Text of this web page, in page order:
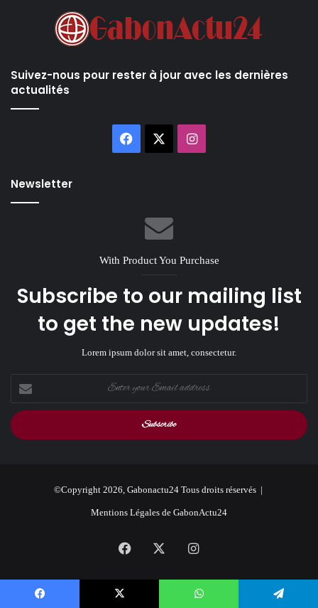
Suivez-nous pour rester à jour avec les dernières
actualités
Facebook Instagram
Newsletter
With Product You Purchase
Subscribe to our mailing list
to get the new updates!
Lorem ipsum dolor sit amet, consectetur.
your
Email
address
©Copyright 2026, Gabonactu24 Tous droits réservés |
Mentions Légales de GabonActu24
Facebook Instagram